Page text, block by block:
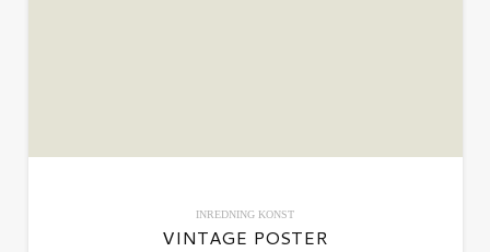
INREDNING KONST
VINTAGE POSTER